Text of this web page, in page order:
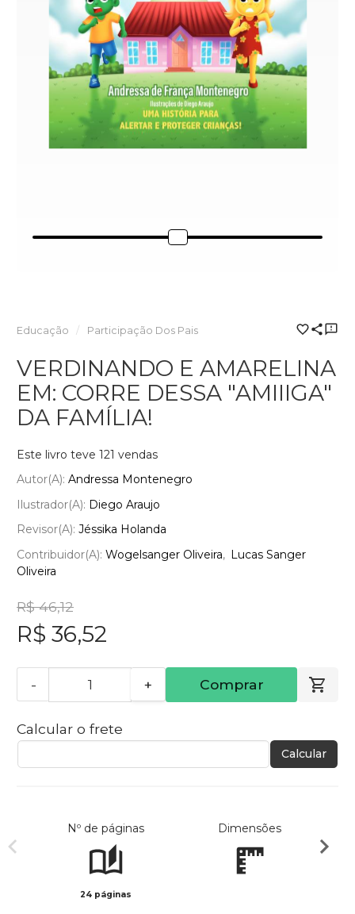
Educação Participação Dos Pais
VERDINANDO E AMARELINA
EM: CORRE DESSA "AMIIIGA"
DA FAMÍLIA!
Este livro teve 121 vendas
Autor(a): Andressa Montenegro
Ilustrador(a): Diego Araujo
Revisor(a): Jéssika Holanda
Contribuidor(a): Wogelsanger Oliveira
Lucas Sanger
Oliveira
R$ 46,12
R$ 36,52
- + Comprar
Calcular o frete
Calcular
Nº de páginas
24 páginas
Dimensões